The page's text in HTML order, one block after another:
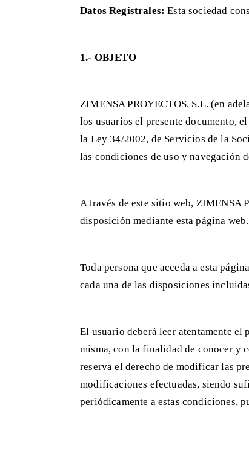
Datos Registrales:Esta sociedad
1.- OBJETO
ZIMENSA PROYECTOS, S.L. (en
los usuarios el presente documento,
la Ley 34/2002, de Servicios de la
las condiciones de uso y navegación
A través de este sitio web, ZIMENSA
disposición mediante esta página web.
Toda persona que acceda a esta
cada una de las disposiciones
El usuario deberá leer atentamente el
misma, con la finalidad de conocer y
reserva el derecho de modificar las
modificaciones efectuadas, siendo
periódicamente a estas condiciones,